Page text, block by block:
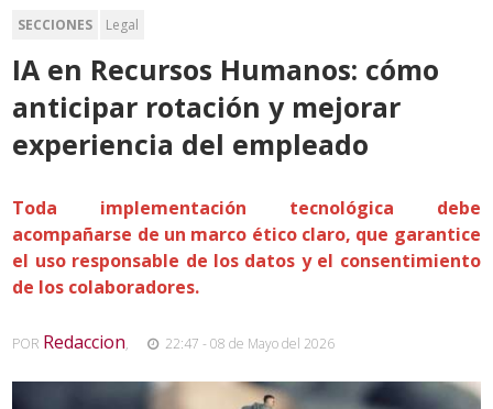
SECCIONES Legal
IA en Recursos Humanos: cómo
anticipar rotación y mejorar
experiencia del empleado
Toda implementación tecnológica debe
acompañarse de un marco ético claro, que garantice
el uso responsable de los datos y el consentimiento
de los colaboradores.
POR Redaccion, 22:47 - 08 de Mayo del 2026